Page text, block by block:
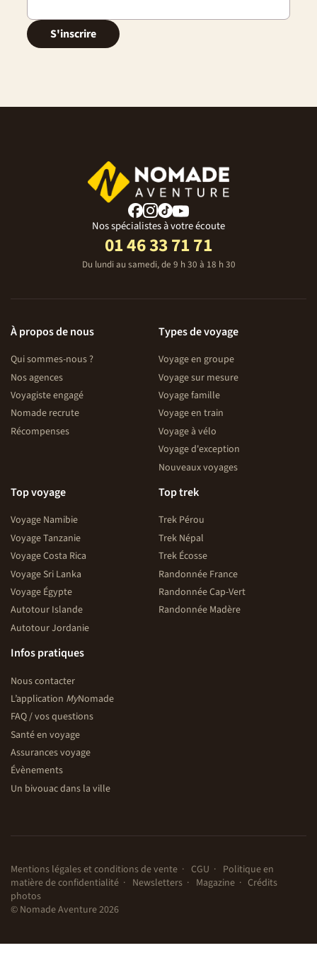
S'inscrire
Nos spécialistes à votre écoute
01 46 33 71 71
Du lundi au samedi, de 9 h 30 à 18 h 30
À propos de nous
Qui sommes-nous ?
Nos agences
Voyagiste engagé
Nomade recrute
Récompenses
Types de voyage
Voyage en groupe
Voyage sur mesure
Voyage famille
Voyage en train
Voyage à vélo
Voyage d'exception
Nouveaux voyages
Top voyage
Voyage Namibie
Voyage Tanzanie
Voyage Costa Rica
Voyage Sri Lanka
Voyage Égypte
Autotour Islande
Autotour Jordanie
Top trek
Trek Pérou
Trek Népal
Trek Écosse
Randonnée France
Randonnée Cap-Vert
Randonnée Madère
Infos pratiques
Nous contacter
L’application MyNomade
FAQ / vos questions
Santé en voyage
Assurances voyage
Évènements
Un bivouac dans la ville
Mentions légales et conditions de vente CGU
Politique en
matière de confidentialité
Newsletters Magazine
Crédits
photos
© Nomade Aventure 2026